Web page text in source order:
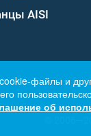
AISI
на сайте,
офертой,
файлы и
об